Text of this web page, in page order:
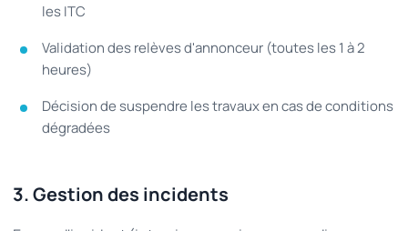
les ITC
Validation des relèves d'annonceur (toutes les 1 à 2
heures)
Décision de suspendre les travaux en cas de conditions
dégradées
3. Gestion des incidents